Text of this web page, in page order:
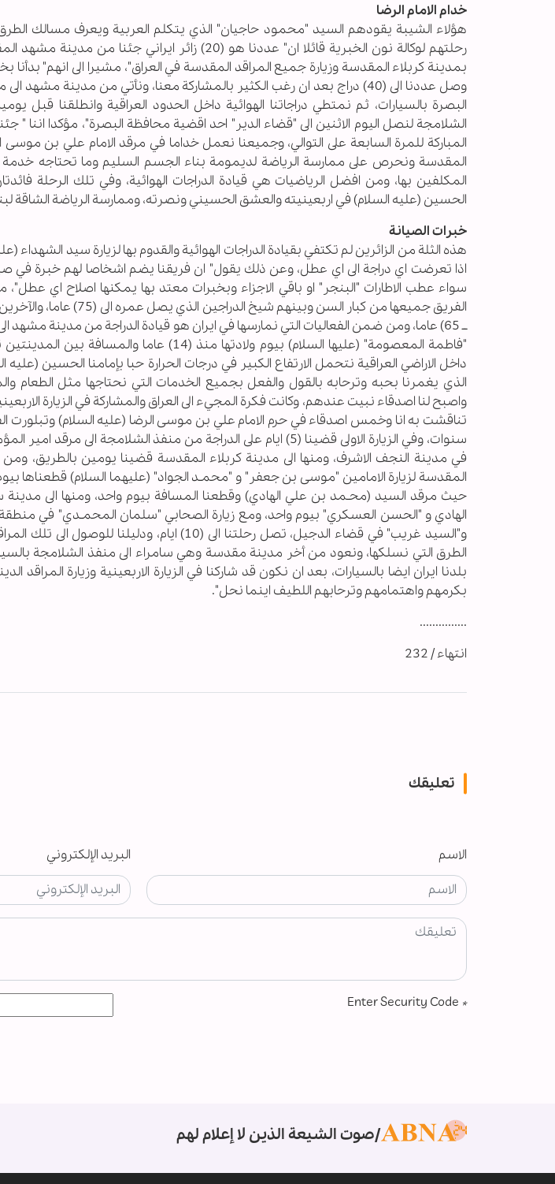
خدام الامام الرضا
هؤلاء الشيبة يقودهم السيد "محمود حاجيان" الذي يتكلم العربية ويعرف مسالك
رحلتهم لوكالة نون الخبرية قائلا ان" عددنا هو (20) زائر
وصل عددنا الى (40) دراج بعد ان رغب الكثير بالمشاركة معنا، ونأتي من مدينة
البصرة بالسيارات، ثم نمتطي دراجاتنا الهوائية داخل الحدود العراقية وانطلقنا
الشلامجة لنصل اليوم الاثنين الى "قضاء الدير" احد اقضية محافظة البصرة"، مؤكدا اننا " جئنا
المباركة للمرة السابعة على التوالي، وجميعنا نعمل خداما في مرقد الامام علي بن
المقدسة ونحرص على ممارسة الرياضة لديمومة بناء الجسم السليم وما تحتاجه خدمة
المكلفين بها، ومن افضل الرياضيات هي قيادة الدراجات الهوائية، وفي تلك الرحلة
الحسين (عليه السلام) في اربعينيته والعشق الحسيني ونصرته، وممارسة الرياضة الشاقة
خبرات الصيانة
هذه الثلة من الزائرين لم تكتفي بقيادة الدراجات الهوائية والقدوم بها لزيارة سيد الشهداء
اذا تعرضت اي دراجة الى اي عطل، وعن ذلك يقول" ان فريقنا يضم اشخاصا لهم خبرة في
سواء عطب الاطارات "البنجر" او باقي الاجزاء وبخبرات معتد بها يمكنها اصلاح اي
ــ 65) عاما، ومن ضمن الفعاليات التي نمارسها في ايران هو قيادة الدراجة من مدينة
داخل الاراضي العراقية نتحمل الارتفاع الكبير في درجات الحرارة حبا بإمامنا الحسين
الذي يغمرنا بحبه وترحابه بالقول والفعل بجميع الخدمات التي نحتاجها مثل الطعام
واصبح لنا اصدقاء نبيت عندهم، وكانت فكرة المجيء الى العراق والمشاركة في الزيارة
تناقشت به انا وخمس اصدقاء في حرم الامام علي بن موسى الرضا (عليه السلام) وتبلورت
سنوات، وفي الزيارة الاولى قضينا (5) ايام على الدراجة من منفذ الشلامجة
في مدينة النجف الاشرف، ومنها الى مدينة كربلاء المقدسة قضينا يومين بالطريق، ومن
المقدسة لزيارة الامامين "موسى بن جعفر" و "محمـد الجواد" (عليهما السلام) قطعناها
حيث مرقد السيد (محـمد بن علي الهادي) وقطعنا المسافة بيوم واحد، ومنها الى مدينة
الهادي و "الحسن العسكري" بيوم واحد، ومع زيارة الصحابي "سلمان المحمـدي" في منطقة
و"السيد غريب" في قضاء الدجيل، تصل رحلتنا الى (10) ايام،
الطرق التي نسلكها، ونعود من أخر مدينة مقدسة وهي سامراء الى منفذ الشلامجة
بلدنا ايران ايضا بالسيارات، بعد ان نكون قد شاركنا في الزيارة الاربعينية وزيارة المراقد
بكرمهم واهتمامهم وترحابهم اللطيف اينما نحل".
...............
انتهاء / 232
تعليقك
الاسم البريد الإلكتروني
*
صوت الشيعة الذين لا إعلام لهم